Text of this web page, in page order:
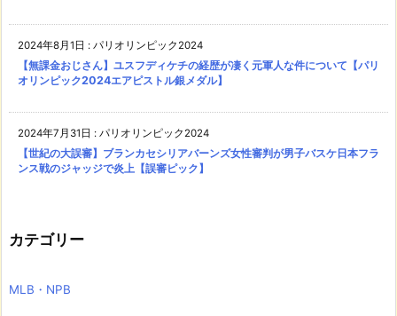
2024年8月1日 : パリオリンピック2024
【無課金おじさん】ユスフディケチの経歴が凄く元軍人な件について【パリ
オリンピック2024エアピストル銀メダル】
2024年7月31日 : パリオリンピック2024
【世紀の大誤審】ブランカセシリアバーンズ女性審判が男子バスケ日本フラ
ンス戦のジャッジで炎上【誤審ピック】
カテゴリー
MLB・NPB